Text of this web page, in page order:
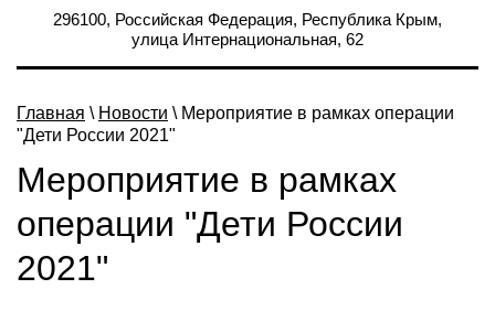
296100, Российская Федерация, Республика Крым,
улица Интернациональная, 62
Главная \ Новости \ Мероприятие в рамках операции
"Дети России 2021"
Мероприятие в рамках
операции "Дети России
2021"